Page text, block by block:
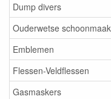
Dump divers
Ouderwetse
Emblemen
Flessen-Veldflessen
Gasmaskers